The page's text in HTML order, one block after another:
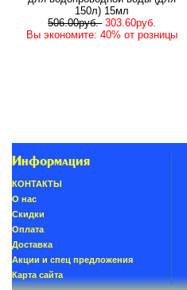
150л) 15мл
506.00руб. 303.60руб.
Вы экономите: 40% от розницы
Информация
КОНТАКТЫ
О нас
Скидки
Oплатa
Доставка
Акции и спец предложения
Карта сайта